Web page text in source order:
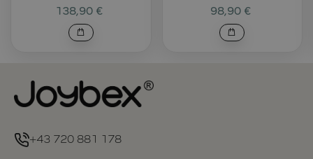
138,90 € 98,90 €
+43 720 881 178